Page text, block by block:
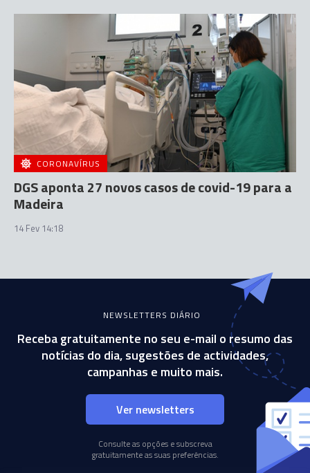
CORONAVÍRUS
DGS aponta 27 novos casos de covid-19 para a
Madeira
14 Fev 14:18
NEWSLETTERS DIÁRIO
Receba gratuitamente no seu e-mail o resumo das
notícias do dia, sugestões de actividades,
campanhas e muito mais.
Ver newsletters
Consulte as opções e subscreva
gratuitamente as suas preferências.